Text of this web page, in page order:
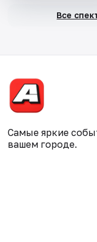
Все
Самые яркие
вашем городе.